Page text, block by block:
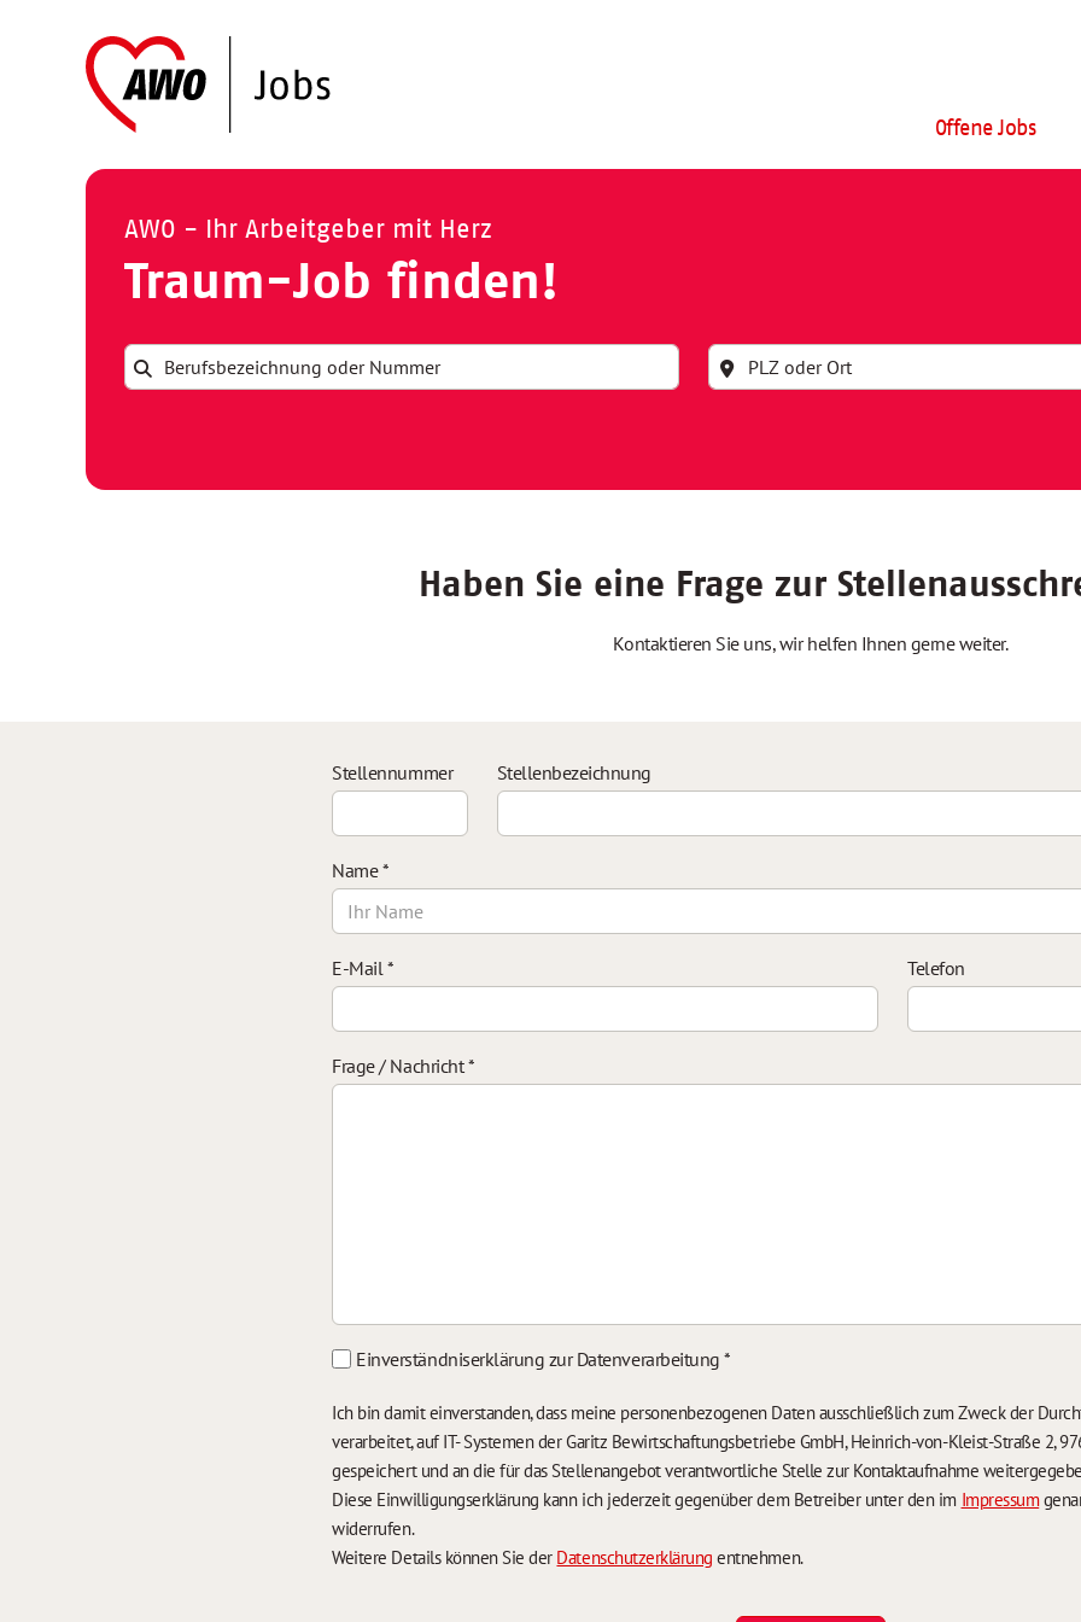
Offene Jobs
AWO - Ihr Arbeitgeber mit Herz
Traum-Job finden!
Haben Sie eine Frage zur
Kontaktieren Sie uns, wir helfen Ihnen gerne weiter.
Stellennummer Stellenbezeichnung
Name*
E-Mail* Telefon
Frage / Nachricht*
Einverständniserklärung zur Datenverarbeitung*
Ich bin damit einverstanden, dass meine personenbezogenen Daten ausschließlich zum Zweck der
verarbeitet, auf IT- Systemen der Garitz Bewirtschaftungsbetriebe GmbH, Heinrich-von-Kleist-Straße 2,
gespeichert und an die für das Stellenangebot verantwortliche Stelle zur Kontaktaufnahme
Diese Einwilligungserklärung kann ich jederzeit gegenüber dem Betreiber unter den im Impressum
widerrufen.
Weitere Details können Sie der Datenschutzerklärung entnehmen.